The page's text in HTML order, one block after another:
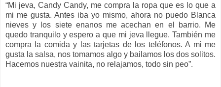
“Mi jeva, Candy Candy, me compra la ropa que es lo que a
mi me gusta. Antes iba yo mismo, ahora no puedo Blanca
nieves y los siete enanos me acechan en el barrio. Me
quedo tranquilo y espero a que mi jeva llegue. También me
compra la comida y las tarjetas de los teléfonos. A mi me
gusta la salsa, nos tomamos algo y bailamos los dos solitos.
Hacemos nuestra vainita, no relajamos, todo sin peo”.